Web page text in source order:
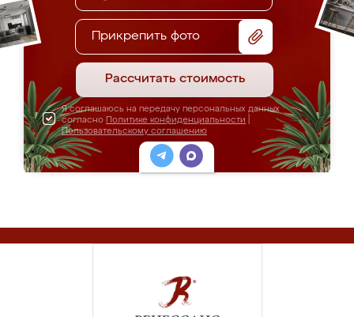
Прикрепить фото
Рассчитать стоимость
Я соглашаюсь на передачу персональных данных
согласно Политике конфиденциальности
Пользовательскому соглашению